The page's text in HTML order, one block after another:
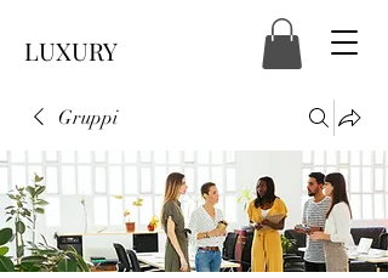
LUXURY
Gruppi